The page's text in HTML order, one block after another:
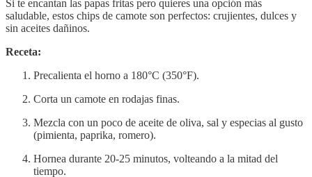
Si te encantan las papas fritas pero quieres una opción más
saludable, estos chips de camote son perfectos: crujientes, dulces y
sin aceites dañinos.
Receta:
Precalienta el horno a 180°C (350°F).
Corta un camote en rodajas finas.
Mezcla con un poco de aceite de oliva, sal y especias al gusto
(pimienta, paprika, romero).
Hornea durante 20-25 minutos, volteando a la mitad del
tiempo.